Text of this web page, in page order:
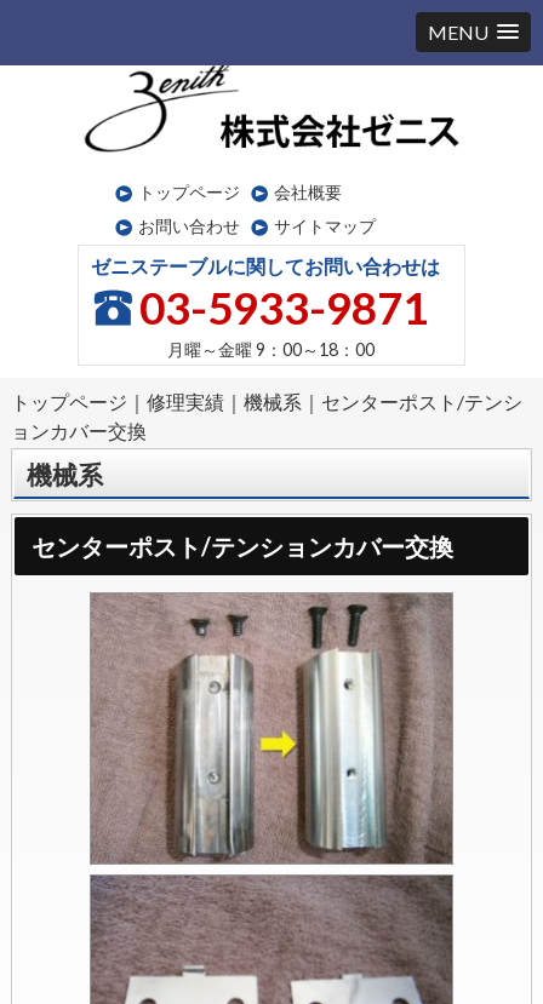
MENU
トップページ
会社概要
お問い合わせ
サイトマップ
ゼニステーブルに関してお問い合わせは
03-5933-9871
月曜～金曜 9：00～18：00
トップページ ｜ 修理実績｜ 機械系 ｜ センターポスト/テンシ
ョンカバー交換
機械系
センターポスト/テンションカバー交換